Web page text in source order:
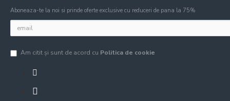
Aboneaza-te la noi si prinde oferte exclusive cu reduceri de pana la 75%
Am citit şi sunt de acord cu Politica de cookie